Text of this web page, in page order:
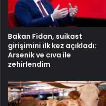
Bakan Fidan, suikast
girişimini ilk kez açıkladı:
Arsenik ve cıva ile
zehirlendim